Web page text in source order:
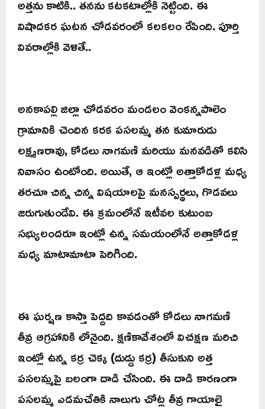
అత్తను కాటికి.. తనను కటకటాల్లోకి నెట్టింది. ఈ
విషాదకర ఘటన చోడవరంలో కలకలం రేపింది. పూర్తి
వివరాల్లోకి వెళితే..
అనకాపల్లి జిల్లా చోడవరం మండలం వెంకన్నపాలెం
గ్రామానికి చెందిన కరక పసలమ్మ తన కుమారుడు
లక్ష్మణరావు, కోడలు నాగమణి మరియు మనవడితో కలిసి
నివాసం ఉంటోంది. అయితే, ఆ ఇంట్లో అత్తాకోడళ్ల మధ్య
తరచూ చిన్న చిన్న విషయాలపై మనస్పర్థలు, గొడవలు
జరుగుతుండేవి. ఈ క్రమంలోనే ఇటీవల కుటుంబ
సభ్యులందరూ ఇంట్లో ఉన్న సమయంలోనే అత్తాకోడళ్ల
మధ్య మాటామాటా పెరిగింది.
ఈ ఘర్షణ కాస్తా పెద్దది కావడంతో కోడలు నాగమణి
తీవ్ర ఆగ్రహానికి లోనైంది. క్షణికావేశంలో విచక్షణ మరిచి
ఇంట్లో ఉన్న కర్ర చెక్క (దుడ్డు కర్ర) తీసుకుని అత్త
పసలమ్మపై బలంగా దాడి చేసింది. ఈ దాడి కారణంగా
పసలమ్మ ఎడమచేతికి నాలుగు చోట్ల తీవ్ర గాయాలై